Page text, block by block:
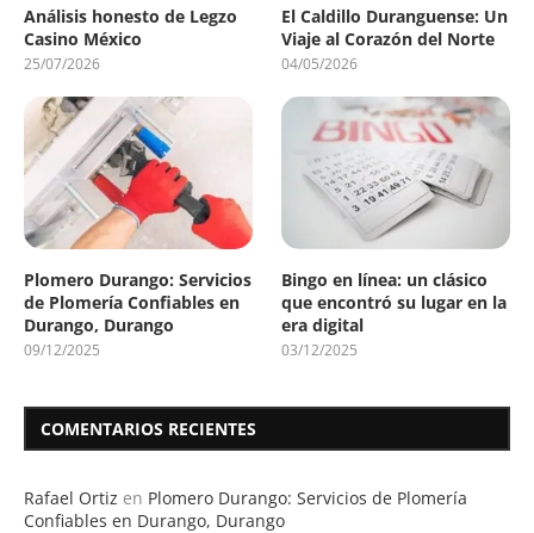
Análisis honesto de Legzo
Casino México
25/07/2026
El Caldillo Duranguense: Un
Viaje al Corazón del Norte
04/05/2026
Plomero Durango: Servicios
de Plomería Confiables en
Durango, Durango
09/12/2025
Bingo en línea: un clásico
que encontró su lugar en la
era digital
03/12/2025
COMENTARIOS RECIENTES
Rafael Ortiz en Plomero Durango: Servicios de Plomería
Confiables en Durango, Durango